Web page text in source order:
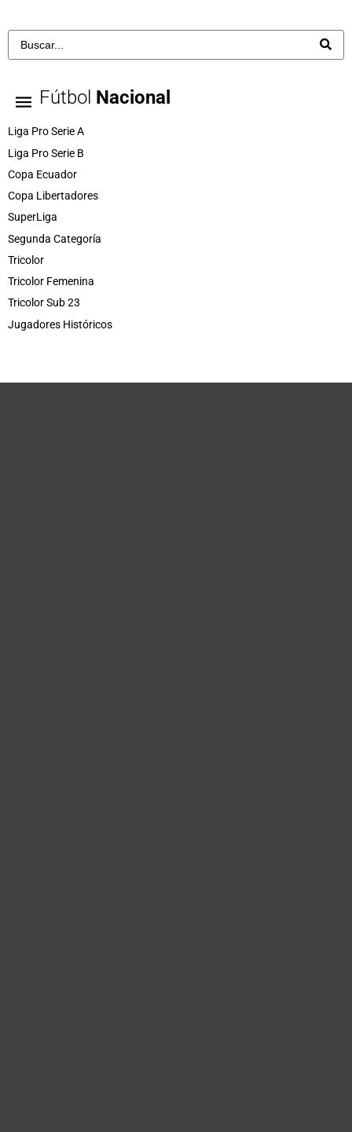
Fútbol Nacional
Liga Pro Serie A
Liga Pro Serie B
Copa Ecuador
Copa Libertadores
SuperLiga
Segunda Categoría
Tricolor
Tricolor Femenina
Tricolor Sub 23
Jugadores Históricos